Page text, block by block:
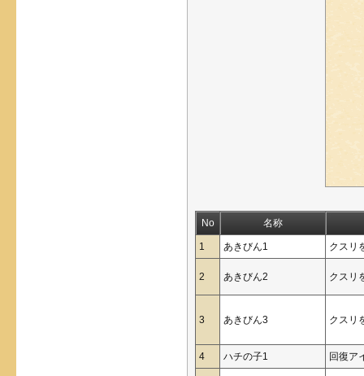
No 名称
1 あきびん1 クスリ
2 あきびん2 クスリ
3 あきびん3 クスリ
4 ハチの子1 回復ア